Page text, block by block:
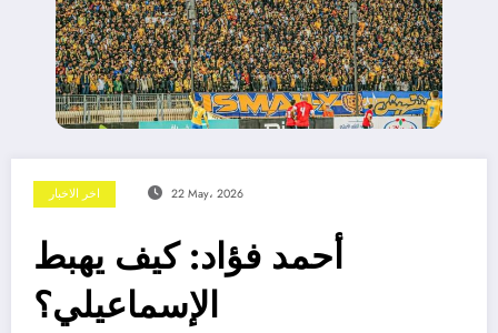
اخر الاخبار 22 May، 2026
أحمد فؤاد: كيف يهبط
الإسماعيلي؟